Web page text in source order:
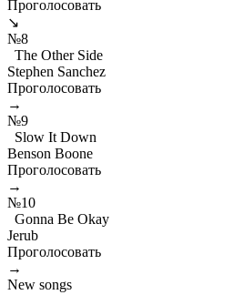
Проголосовать
↘
№8
The Other Side
Stephen Sanchez
Проголосовать
→
№9
Slow It Down
Benson Boone
Проголосовать
→
№10
Gonna Be Okay
Jerub
Проголосовать
→
New songs